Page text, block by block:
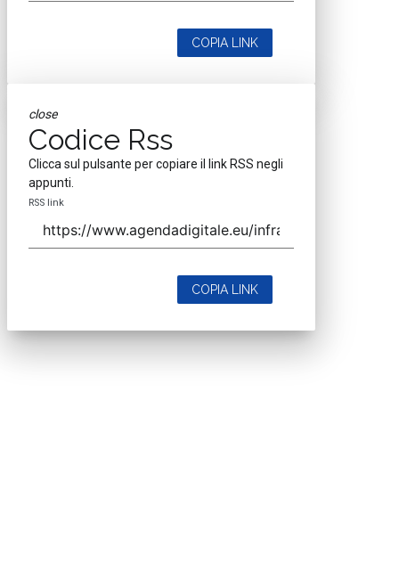
COPIA LINK
close
Codice Rss
Clicca sul pulsante per copiare il link RSS negli
appunti.
RSS link
COPIA LINK